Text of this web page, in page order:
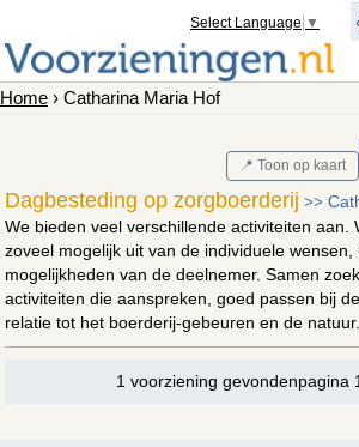
Select Language ▼
Home › Catharina Maria Hof
📍 Toon op kaart
Dagbesteding op zorgboerderij >>
We bieden veel verschillende activiteiten aan.
zoveel mogelijk uit van de individuele wensen,
mogelijkheden van de deelnemer. Samen
activiteiten die aanspreken, goed passen bij
relatie tot het boerderij-gebeuren en de natuur.
1 voorziening gevondenpagina